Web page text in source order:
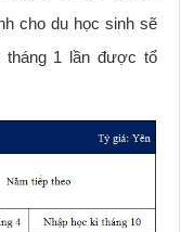
cho du học sinh sẽ
1 lần được tổ